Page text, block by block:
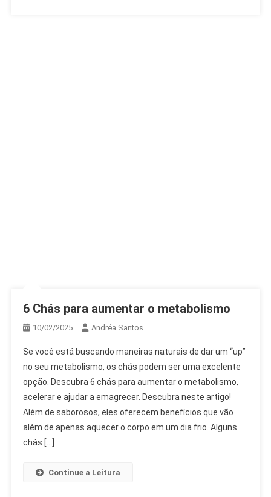
6 Chás para aumentar o metabolismo
10/02/2025 Andréa Santos
Se você está buscando maneiras naturais de dar um “up”
no seu metabolismo, os chás podem ser uma excelente
opção. Descubra 6 chás para aumentar o metabolismo,
acelerar e ajudar a emagrecer. Descubra neste artigo!
Além de saborosos, eles oferecem benefícios que vão
além de apenas aquecer o corpo em um dia frio. Alguns
chás […]
Continue a Leitura